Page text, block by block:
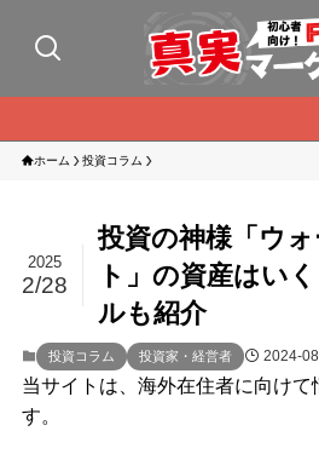
ホーム 投資コラム
投資の神様「ウ
ト」の資産はい
ルも紹介
2025
2/28
投資コラム 投資家・経営者 2024-
当サイトは、海外在住者に向けて
す。